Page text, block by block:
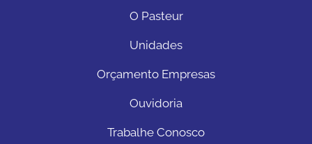
O Pasteur
Unidades
Orçamento Empresas
Ouvidoria
Trabalhe Conosco